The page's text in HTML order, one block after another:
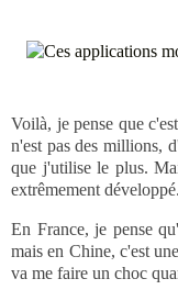
Voilà, je pense que
n'est pas des millions,
que j'utilise le plus.
extrêmement développé.
En France, je pense
mais en Chine, c'est
va me faire un choc